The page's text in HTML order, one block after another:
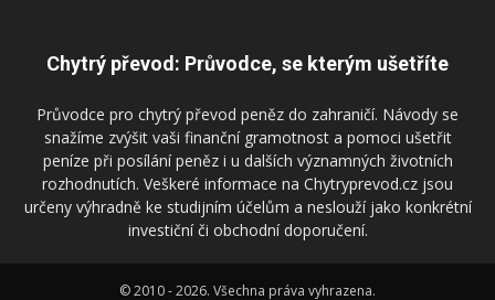
Chytrý převod: Průvodce, se kterým ušetříte
Průvodce pro chytrý převod peněz do zahraničí. Návody se
snažíme zvýšit vaši finanční gramotnost a pomoci ušetřit
peníze při posílání peněz i u dalších významných životních
rozhodnutích. Veškeré informace na Chytryprevod.cz jsou
určeny výhradně ke studijním účelům a neslouží jako konkrétní
investiční či obchodní doporučení.
© 2010 - 2026. Všechna práva vyhrazena.